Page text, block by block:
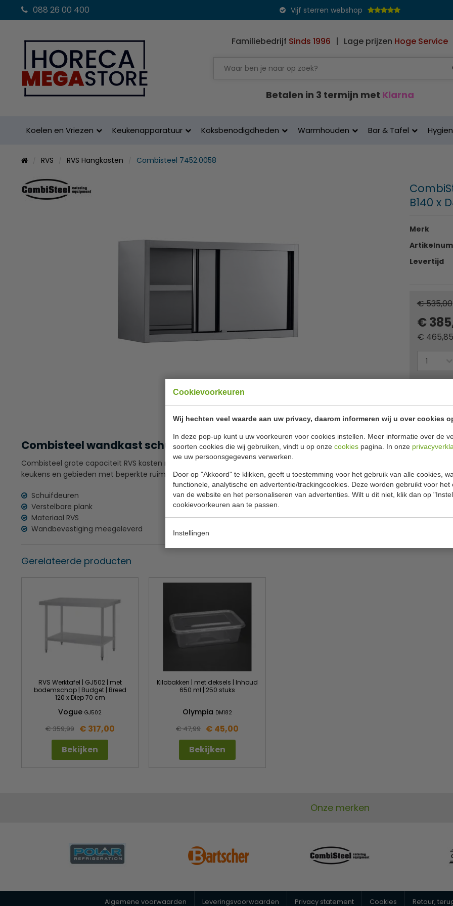
Cookievoorkeuren
Wij hechten veel waarde aan uw privacy, daarom informeren wij u over cookies
In deze pop-up kunt u uw voorkeuren voor cookies instellen. Meer informatie over de
soorten cookies die wij gebruiken, vindt u op onze cookies pagina. In onze
we uw persoonsgegevens verwerken.
Door op "Akkoord" te klikken, geeft u toestemming voor het gebruik van alle cookies,
functionele, analytische en advertentie/trackingcookies. Deze worden gebruikt voor het
van de website en het personaliseren van advertenties. Wilt u dit niet, klik dan op
cookievoorkeuren aan te passen.
Instellingen
088 26 00 400 Vijf sterren webshop
Familiebedrijf Sinds 1996 | Lage prijzen Hoge Service
Betalen in 3 termijn met Klarna
Koelen en Vriezen Keukenapparatuur Koksbenodigdheden Warmhouden Bar & Tafel
RVS RVS Hangkasten Combisteel 7452.0058
B140 x
Merk
Levertijd
€ 535,00
€
€ 465,85
✔ Gratis
Combisteel wandkast schuifdeuren 140 cm
Combisteel grote capaciteit RVS kasten met schuifdeuren waardoor ze ideaal zijn voor gebruik in drukke
keukens en gebieden met beperkte ruimte
Schuifdeuren
Verstelbare plank
Materiaal RVS
Wandbevestiging meegeleverd
B x D x H
Etage
Gewicht
Gerelateerde producten
RVS Werktafel | GJ502 | met
bodemschap | Budget | Breed
120 x Diep 70 cm
Vogue GJ502
€ 359,99
€ 317,00
Bekijken
Kilobakken | met deksels | Inhoud
650 ml | 250 stuks
Olympia DM182
€ 47,99 € 45,00
Bekijken
Onze merken
Algemene voorwaarden Leveringsvoorwaarden Privacy statement Cookies Retour,